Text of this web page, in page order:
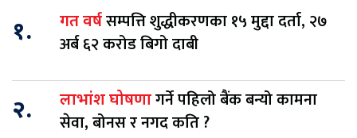
१. गत वर्षसम्पत्ति शुद्धीकरणका १५ मुद्दा दर्ता, २७
अर्ब ६२ करोड बिगो दाबी
२. लाभांश घोषणागर्ने पहिलो बैंक बन्यो कामना
सेवा, बोनस र नगद कति ?